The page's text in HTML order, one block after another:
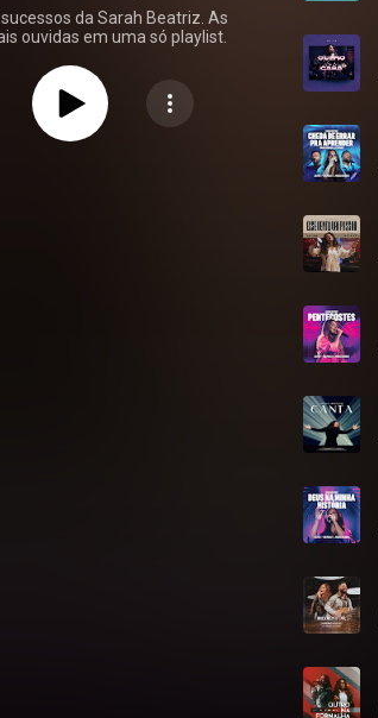
da Sarah Beatriz. As
ouvidas em uma só playlist.